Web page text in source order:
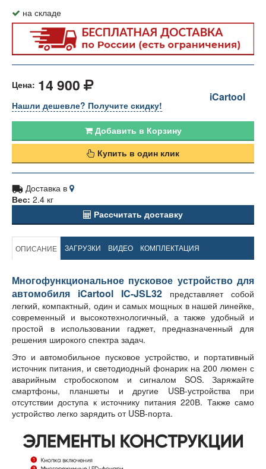
на складе
Цена: 14 900
iCartool
Нашли дешевле? Получите скидку!
Добавить в Корзину
Купить в один клик
Доставка в
Вес: 2.4 кг
Рассчитать доставку
ОПИСАНИЕ ЗАГРУЗКИ ВИДЕО КОМПЛЕКТАЦИЯ
Многофункциональное пусковое устройство для
автомобиля iCartool IC-JSL32 представляет собой
легкий, компактный, один и самых мощных в нашей линейке,
современный и высокотехнологичный, а также удобный и
простой в использовании гаджет, предназначенный для
решения широкого спектра задач.
Это и автомобильное пусковое устройство, и портативный
источник питания, и светодиодный фонарик на 200 люмен с
аварийным стробоскопом и сигналом SOS. Заряжайте
смартфоны, планшеты и другие USB-устройства при
отсутствии доступа к источнику питания 220В. Также само
устройство легко зарядить от USB-порта.